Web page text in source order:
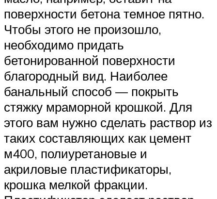
поверхности бетона темное пятно.
Чтобы этого не произошло,
необходимо придать
бетонированной поверхности
благородный вид. Наиболее
банальный способ — покрыть
стяжку мраморной крошкой. Для
этого вам нужно сделать раствор из
таких составляющих как цемент
м400, полиуретановые и
акриловые пластификаторы,
крошка мелкой фракции.